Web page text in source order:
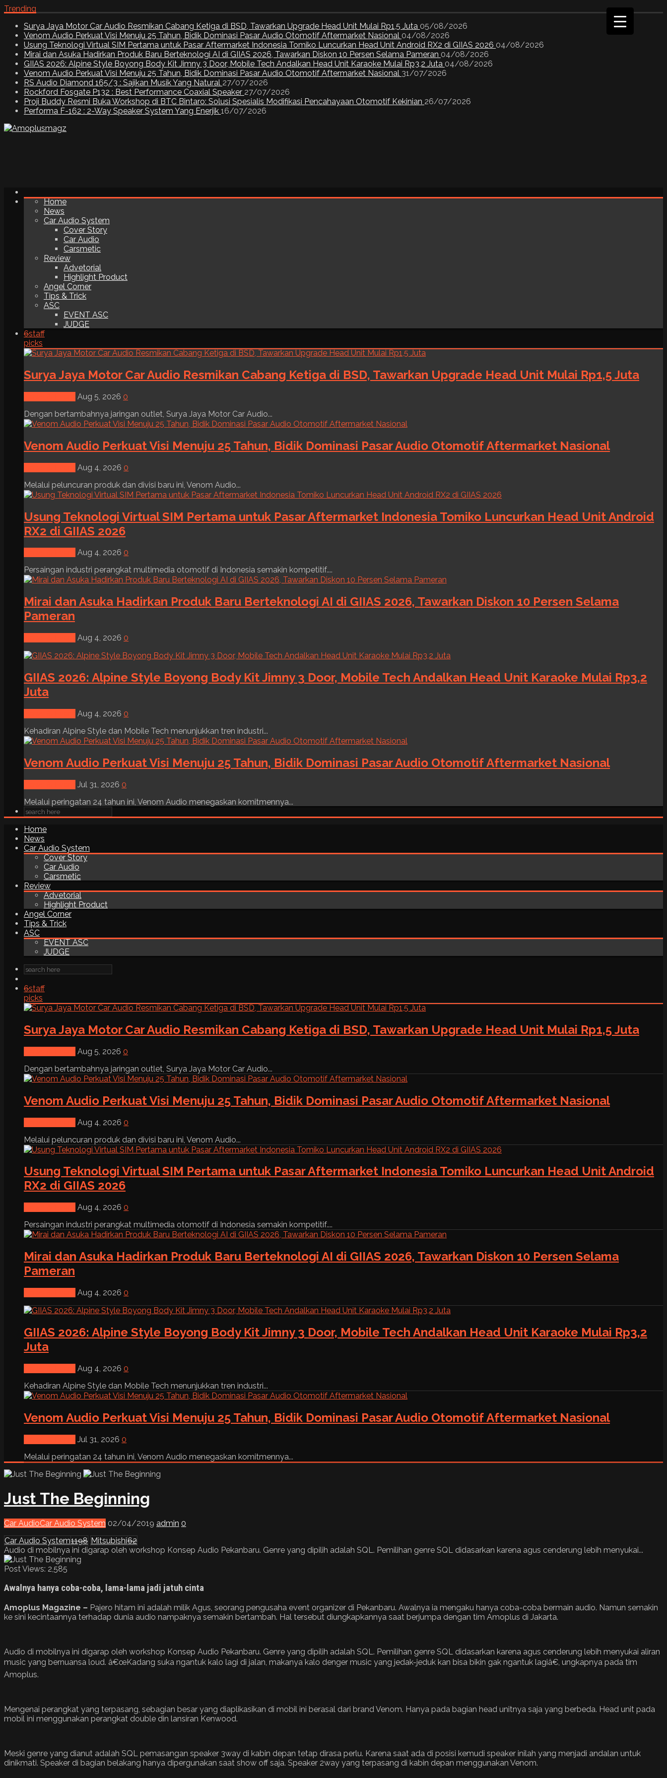
Trending
Surya Jaya Motor Car Audio Resmikan Cabang Ketiga di BSD, Tawarkan Upgrade Head Unit Mulai Rp1,5 Juta 05/08/2026
Venom Audio Perkuat Visi Menuju 25 Tahun, Bidik Dominasi Pasar Audio Otomotif Aftermarket Nasional 04/08/2026
Usung Teknologi Virtual SIM Pertama untuk Pasar Aftermarket Indonesia Tomiko Luncurkan Head Unit Android RX2 di GIIAS 2026 04/08/2026
Mirai dan Asuka Hadirkan Produk Baru Berteknologi AI di GIIAS 2026, Tawarkan Diskon 10 Persen Selama Pameran 04/08/2026
GIIAS 2026: Alpine Style Boyong Body Kit Jimny 3 Door, Mobile Tech Andalkan Head Unit Karaoke Mulai Rp3,2 Juta 04/08/2026
Venom Audio Perkuat Visi Menuju 25 Tahun, Bidik Dominasi Pasar Audio Otomotif Aftermarket Nasional 31/07/2026
RS Audio Diamond 165/3 : Sajikan Musik Yang Natural 27/07/2026
Rockford Fosgate P132 : Best Performance Coaxial Speaker 27/07/2026
Proji Buddy Resmi Buka Workshop di BTC Bintaro: Solusi Spesialis Modifikasi Pencahayaan Otomotif Kekinian 26/07/2026
Performa F-162 : 2-Way Speaker System Yang Enerjik 16/07/2026
Home
News
Car Audio System
Cover Story
Car Audio
Carsmetic
Review
Advetorial
Highlight Product
Angel Corner
Tips & Trick
ASC
EVENT ASC
JUDGE
6staff
picks
Surya Jaya Motor Car Audio Resmikan Cabang Ketiga di BSD, Tawarkan Upgrade Head Unit Mulai Rp1,5 Juta
Aug 5, 2026 0
Dengan bertambahnya jaringan outlet, Surya Jaya Motor Car Audio...
Venom Audio Perkuat Visi Menuju 25 Tahun, Bidik Dominasi Pasar Audio Otomotif Aftermarket Nasional
Aug 4, 2026 0
Melalui peluncuran produk dan divisi baru ini, Venom Audio...
Usung Teknologi Virtual SIM Pertama untuk Pasar Aftermarket Indonesia Tomiko Luncurkan Head Unit Android
RX2 di GIIAS 2026
Aug 4, 2026 0
Persaingan industri perangkat multimedia otomotif di Indonesia semakin kompetitif....
Mirai dan Asuka Hadirkan Produk Baru Berteknologi AI di GIIAS 2026, Tawarkan Diskon 10 Persen Selama
Pameran
Aug 4, 2026 0
GIIAS 2026: Alpine Style Boyong Body Kit Jimny 3 Door, Mobile Tech Andalkan Head Unit Karaoke Mulai Rp3,2
Juta
Aug 4, 2026 0
Kehadiran Alpine Style dan Mobile Tech menunjukkan tren industri...
Venom Audio Perkuat Visi Menuju 25 Tahun, Bidik Dominasi Pasar Audio Otomotif Aftermarket Nasional
Jul 31, 2026 0
Melalui peringatan 24 tahun ini, Venom Audio menegaskan komitmennya...
Home
News
Car Audio System
Cover Story
Car Audio
Carsmetic
Review
Advetorial
Highlight Product
Angel Corner
Tips & Trick
ASC
EVENT ASC
JUDGE
6staff
picks
Surya Jaya Motor Car Audio Resmikan Cabang Ketiga di BSD, Tawarkan Upgrade Head Unit Mulai Rp1,5 Juta
Aug 5, 2026 0
Dengan bertambahnya jaringan outlet, Surya Jaya Motor Car Audio...
Venom Audio Perkuat Visi Menuju 25 Tahun, Bidik Dominasi Pasar Audio Otomotif Aftermarket Nasional
Aug 4, 2026 0
Melalui peluncuran produk dan divisi baru ini, Venom Audio...
Usung Teknologi Virtual SIM Pertama untuk Pasar Aftermarket Indonesia Tomiko Luncurkan Head Unit Android
RX2 di GIIAS 2026
Aug 4, 2026 0
Persaingan industri perangkat multimedia otomotif di Indonesia semakin kompetitif....
Mirai dan Asuka Hadirkan Produk Baru Berteknologi AI di GIIAS 2026, Tawarkan Diskon 10 Persen Selama
Pameran
Aug 4, 2026 0
GIIAS 2026: Alpine Style Boyong Body Kit Jimny 3 Door, Mobile Tech Andalkan Head Unit Karaoke Mulai Rp3,2
Juta
Aug 4, 2026 0
Kehadiran Alpine Style dan Mobile Tech menunjukkan tren industri...
Venom Audio Perkuat Visi Menuju 25 Tahun, Bidik Dominasi Pasar Audio Otomotif Aftermarket Nasional
Jul 31, 2026 0
Melalui peringatan 24 tahun ini, Venom Audio menegaskan komitmennya...
Just The Beginning
Car AudioCar Audio System 02/04/2019 admin 0
Car Audio System1198 Mitsubishi62
Audio di mobilnya ini digarap oleh workshop Konsep Audio Pekanbaru. Genre yang dipilih adalah SQL. Pemilihan genre SQL didasarkan karena agus cenderung lebih menyukai...
Post Views: 2,585
Awalnya hanya coba-coba, lama-lama jadi jatuh cinta
Amoplus Magazine – Pajero hitam ini adalah milik Agus, seorang pengusaha event organizer di Pekanbaru. Awalnya ia mengaku hanya coba-coba bermain audio. Namun semakin
ke sini kecintaannya terhadap dunia audio nampaknya semakin bertambah. Hal tersebut diungkapkannya saat berjumpa dengan tim Amoplus di Jakarta.
Audio di mobilnya ini digarap oleh workshop Konsep Audio Pekanbaru. Genre yang dipilih adalah SQL. Pemilihan genre SQL didasarkan karena agus cenderung lebih menyukai aliran
music yang bernuansa loud. â€œKadang suka ngantuk kalo lagi di jalan, makanya kalo denger music yang jedak-jeduk kan bisa bikin gak ngantuk lagiâ€, ungkapnya pada tim
Amoplus.
Mengenai perangkat yang terpasang, sebagian besar yang diaplikasikan di mobil ini berasal dari brand Venom. Hanya pada bagian head unitnya saja yang berbeda. Head unit pada
mobil ini menggunakan perangkat double din lansiran Kenwood.
Meski genre yang dianut adalah SQL pemasangan speaker 3way di kabin depan tetap dirasa perlu. Karena saat ada di posisi kemudi speaker inilah yang menjadi andalan untuk
dinikmati. Speaker di bagian belakang hanya dipergunakan saat show off saja. Speaker 2way yang terpasang di kabin depan menggunakan Venom.